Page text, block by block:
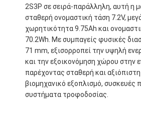
2S3P σε σειρά-παράλληλη, αυτή η
σταθερή ονομαστική τάση 7.2V,
χωρητικότητα 9.75Ah και
70.2Wh. Με συμπαγείς φυσικές
71 mm, εξισορροπεί την υψηλή
και την εξοικονόμηση χώρου στην
παρέχοντας σταθερή και
βιομηχανικό εξοπλισμό, συσκευές
συστήματα τροφοδοσίας.